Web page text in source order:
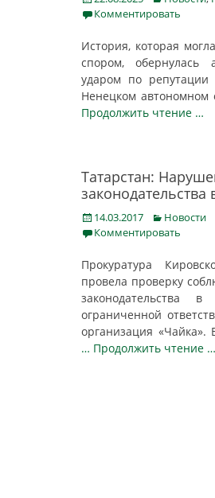
onКомментировать
История, которая
спором, обернулась
ударом по репутации
Ненецком автономном
Продолжить чтение …
Татарстан:
Posted
on
14.03.2017 Categories
Новости
Комментировать
Прокуратура
провела проверку
законодательства
ограниченной
организация «Чайка».
… Продолжить чтение …